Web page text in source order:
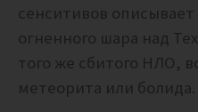
сенситивов
огненного шара над
того же сбитого НЛО,
метеорита или болида.